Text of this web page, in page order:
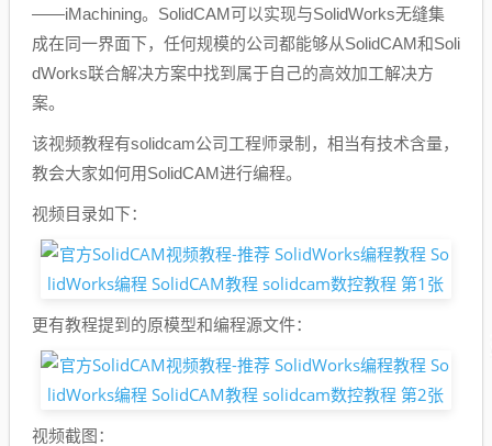
——iMachining。SolidCAM可以实现与SolidWorks无缝集
成在同一界面下，任何规模的公司都能够从SolidCAM和Soli
dWorks联合解决方案中找到属于自己的高效加工解决方
案。
该视频教程有solidcam公司工程师录制，相当有技术含量，
教会大家如何用SolidCAM进行编程。
视频目录如下：
更有教程提到的原模型和编程源文件：
视频截图：